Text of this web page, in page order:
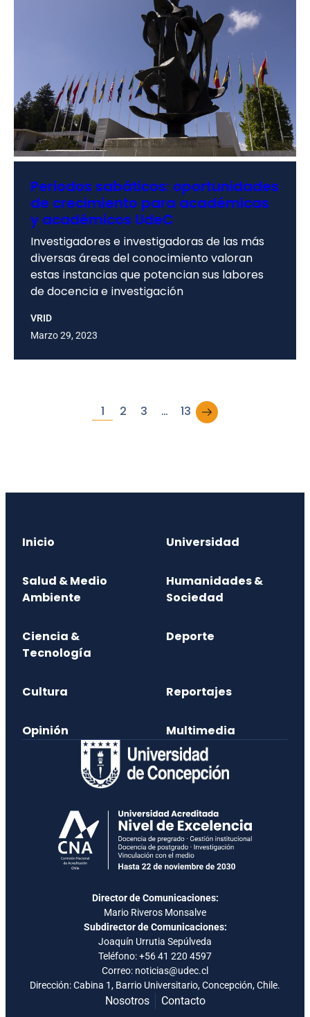
Periodos sabáticos: oportunidades
de crecimiento para académicas
y académicos UdeC
Investigadores e investigadoras de las más
diversas áreas del conocimiento valoran
estas instancias que potencian sus labores
de docencia e investigación
VRID
Marzo 29, 2023
1 2 3 … 13 →
Inicio Universidad
Salud & Medio
Ambiente
Humanidades &
Sociedad
Ciencia &
Tecnología
Deporte
Cultura Reportajes
Opinión Multimedia
Director de Comunicaciones:
Mario Riveros Monsalve
Subdirector de Comunicaciones:
Joaquín Urrutia Sepúlveda
Teléfono:+56 41 220 4597
Correo: noticias@udec.cl
Dirección: Cabina 1, Barrio Universitario, Concepción, Chile.
Nosotros Contacto